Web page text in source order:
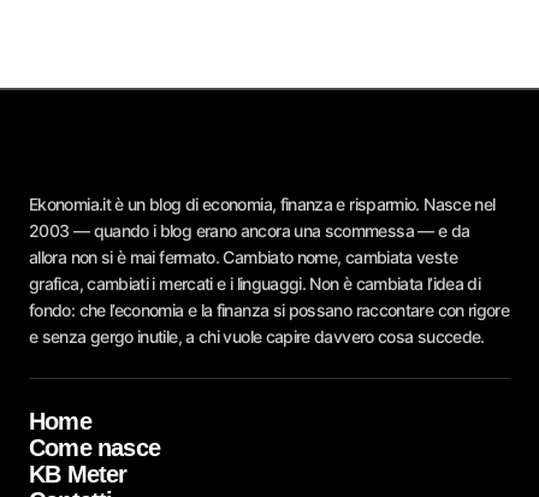
Ekonomia.it è un blog di economia, finanza e risparmio. Nasce nel
2003 — quando i blog erano ancora una scommessa — e da
allora non si è mai fermato. Cambiato nome, cambiata veste
grafica, cambiati i mercati e i linguaggi. Non è cambiata l’idea di
fondo: che l’economia e la finanza si possano raccontare con rigore
e senza gergo inutile, a chi vuole capire davvero cosa succede.
Home
Come nasce
KB Meter